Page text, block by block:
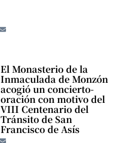
El Monasterio de la
Inmaculada de Monzón
acogió un concierto-
oración con motivo del
VIII Centenario del
Tránsito de San
Francisco de Asís